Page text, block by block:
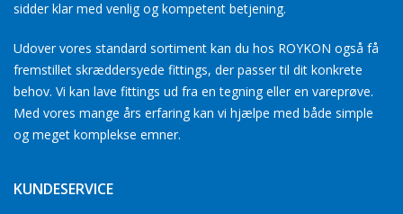
sidder klar med venlig og kompetent betjening.
Udover vores standard sortiment kan du hos ROYKON også få
fremstillet skræddersyede fittings, der passer til dit konkrete
behov. Vi kan lave fittings ud fra en tegning eller en vareprøve.
Med vores mange års erfaring kan vi hjælpe med både simple
og meget komplekse emner.
KUNDESERVICE